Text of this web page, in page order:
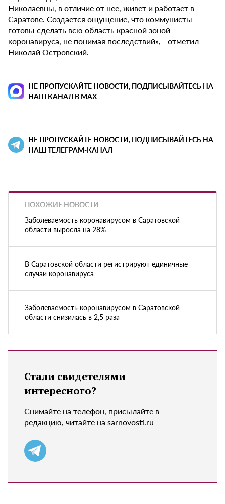
Николаевны, в отличие от нее, живет и работает в
Саратове. Создается ощущение, что коммунисты
готовы сделать всю область красной зоной
коронавируса, не понимая последствий», - отметил
Николай Островский.
НЕ ПРОПУСКАЙТЕ НОВОСТИ, ПОДПИСЫВАЙТЕСЬ НА
НАШ КАНАЛ В MAX
НЕ ПРОПУСКАЙТЕ НОВОСТИ, ПОДПИСЫВАЙТЕСЬ НА
НАШ ТЕЛЕГРАМ-КАНАЛ
ПОХОЖИЕ НОВОСТИ
Заболеваемость коронавирусом в Саратовской
области выросла на 28%
В Саратовской области регистрируют единичные
случаи коронавируса
Заболеваемость коронавирусом в Саратовской
области снизилась в 2,5 раза
Стали свидетелями
интересного?
Снимайте на телефон, присылайте в
редакцию, читайте на sarnovosti.ru